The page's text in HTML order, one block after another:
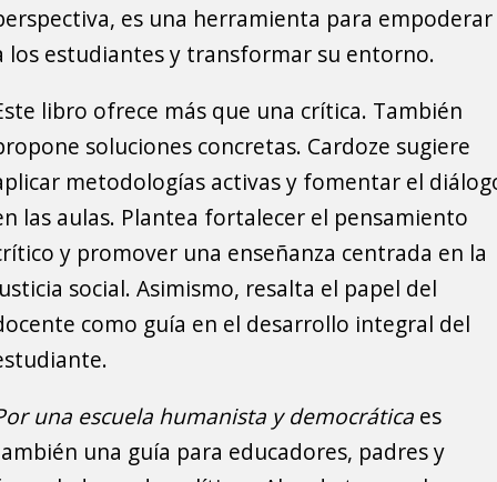
es una herramienta para empoderar
los estudiantes y transformar su entorno.
libro ofrece más que una crítica. También
soluciones concretas. Cardoze sugiere
metodologías activas y fomentar el
las aulas. Plantea fortalecer el pensamiento
y promover una enseñanza centrada en la
social. Asimismo, resalta el papel del
como guía en el desarrollo integral del
una escuela humanista y democrática es
una guía para educadores, padres y